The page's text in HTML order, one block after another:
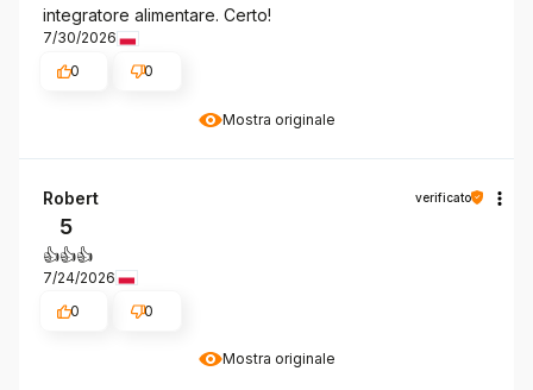
Mostra originale
integratore alimentare. Certo!
7/30/2026
0
0
Mostra originale
Robert verificato
5
👍️👍️👍️
7/24/2026
0
0